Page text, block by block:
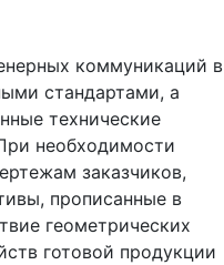
коммуникаций в
стандартами, а
технические
необходимости
заказчиков,
прописанные в
геометрических
готовой продукции